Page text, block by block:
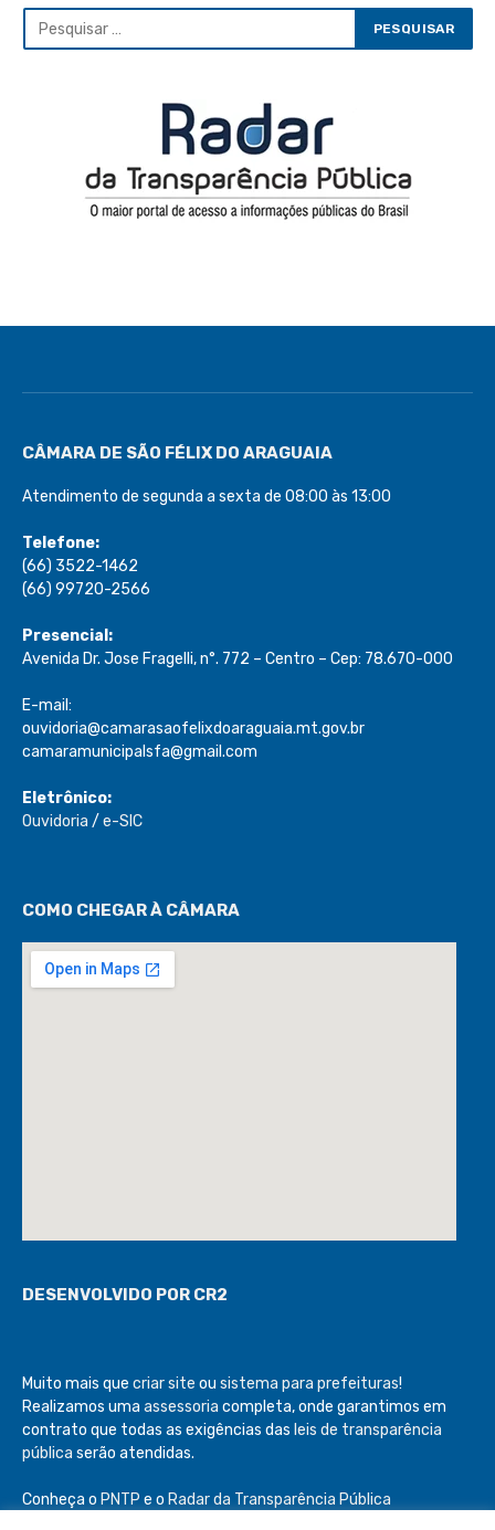
CÂMARA DE SÃO FÉLIX DO ARAGUAIA
Atendimento de segunda a sexta de 08:00 às 13:00
Telefone:
(66) 3522-1462
(66) 99720-2566
Presencial:
Avenida Dr. Jose Fragelli, n°. 772 – Centro – Cep: 78.670-000
E-mail:
ouvidoria@camarasaofelixdoaraguaia.mt.gov.br
camaramunicipalsfa@gmail.com
Eletrônico:
Ouvidoria / e-SIC
COMO CHEGAR À CÂMARA
DESENVOLVIDO POR CR2
Muito mais que criar site ou sistema para prefeituras!
Realizamos uma assessoria completa, onde garantimos em
contrato que todas as exigências das leis de transparência
pública serão atendidas.
Conheça o PNTP e o Radar da Transparência Pública